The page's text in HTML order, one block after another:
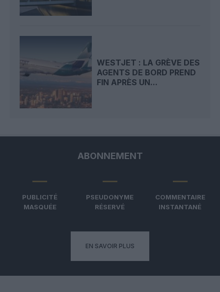
WESTJET : LA GRÈVE DES
AGENTS DE BORD PREND
FIN APRÈS UN...
ABONNEMENT
PUBLICITÉ
MASQUÉE
PSEUDONYME
RÉSERVÉ
COMMENTAIRE
INSTANTANÉ
EN SAVOIR PLUS